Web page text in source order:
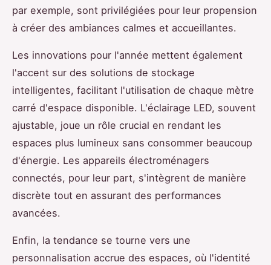
par exemple, sont privilégiées pour leur propension
à créer des ambiances calmes et accueillantes.
Les innovations pour l'année mettent également
l'accent sur des solutions de stockage
intelligentes, facilitant l'utilisation de chaque mètre
carré d'espace disponible. L'éclairage LED, souvent
ajustable, joue un rôle crucial en rendant les
espaces plus lumineux sans consommer beaucoup
d'énergie. Les appareils électroménagers
connectés, pour leur part, s'intègrent de manière
discrète tout en assurant des performances
avancées.
Enfin, la tendance se tourne vers une
personnalisation accrue des espaces, où l'identité